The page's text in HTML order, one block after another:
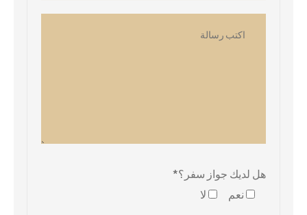
هل لديك جواز سفر؟*
نعم
لا